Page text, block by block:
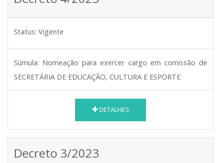
Status: Vigente
Súmula: Nomeação para exercer cargo em comissão de
SECRETÁRIA DE EDUCAÇÃO, CULTURA E ESPORTE
DETALHES
Decreto 3/2023